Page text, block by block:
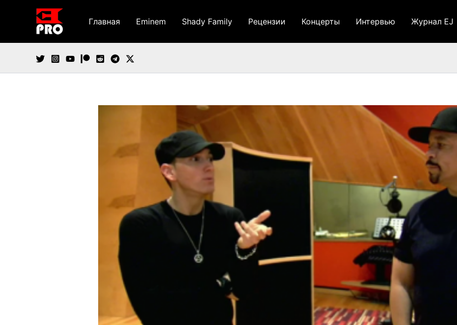
содержимому
Главная Eminem Shady Family Рецензии Концерты Интервью Журнал EJ